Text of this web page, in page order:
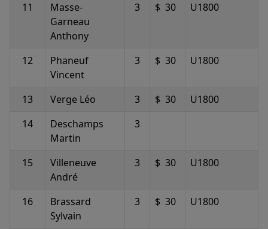
11
Masse-
Garneau
Anthony
3 $ 30 U1800
12
Phaneuf
Vincent
3 $ 30 U1800
13 Verge Léo 3 $ 30
U1800
14
Deschamps
Martin
3
15
Villeneuve
André
3 $ 30 U1800
16
Brassard
Sylvain
3 $ 30 U1800